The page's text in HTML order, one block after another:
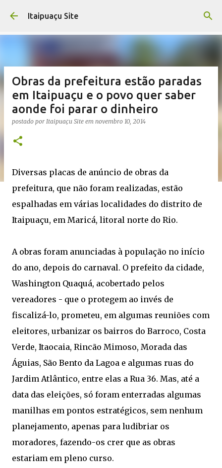
Pular para o conteúdo principal
Itaipuaçu Site
Obras da prefeitura estão paradas
em Itaipuaçu e o povo quer saber
aonde foi parar o dinheiro
postado por Itaipuaçu Site em novembro 10, 2014
Diversas placas de anúncio de obras da
prefeitura, que não foram realizadas, estão
espalhadas em várias localidades do distrito de
Itaipuaçu, em Maricá, litoral norte do Rio.
A obras foram anunciadas à população no início
do ano, depois do carnaval. O prefeito da cidade,
Washington Quaquá, acobertado pelos
vereadores - que o protegem ao invés de
fiscalizá-lo, prometeu, em algumas reuniões com
eleitores, urbanizar os bairros do Barroco, Costa
Verde, Itaocaia, Rincão Mimoso, Morada das
Águias, São Bento da Lagoa e algumas ruas do
Jardim Atlântico, entre elas a Rua 36. Mas, até a
data das eleições, só foram enterradas algumas
manilhas em pontos estratégicos, sem nenhum
planejamento, apenas para ludibriar os
moradores, fazendo-os crer que as obras
estariam em pleno curso.